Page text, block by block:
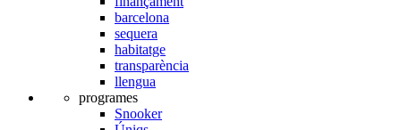
barcelona
sequera
habitatge
transparència
llengua
programes
Snooker